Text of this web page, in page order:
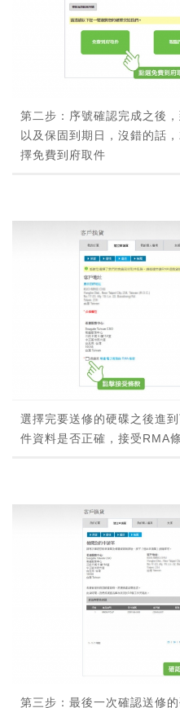
第二步：序號確認完成之後
以及保固到期日，沒錯的話
擇免費到府取件
選擇完要送修的硬碟之後進
件資料是否正確，接受RMA
第三步：最後一次確認送修